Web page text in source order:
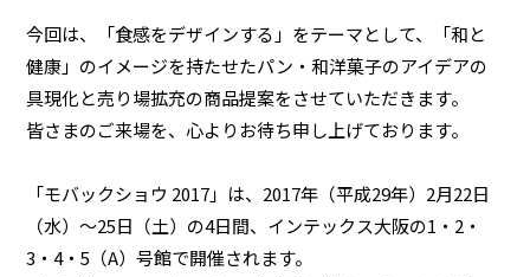
企業情報
EN
今回は、「食感をデザインする」をテーマとして、「和と
健康」のイメージを持たせたパン・和洋菓子のアイデアの
具現化と売り場拡充の商品提案をさせていただきます。
皆さまのご来場を、心よりお待ち申し上げております。
「モバックショウ 2017」は、2017年（平成29年）2月22日
（水）～25日（土）の4日間、インテックス大阪の1・2・
3・4・5（A）号館で開催されます。